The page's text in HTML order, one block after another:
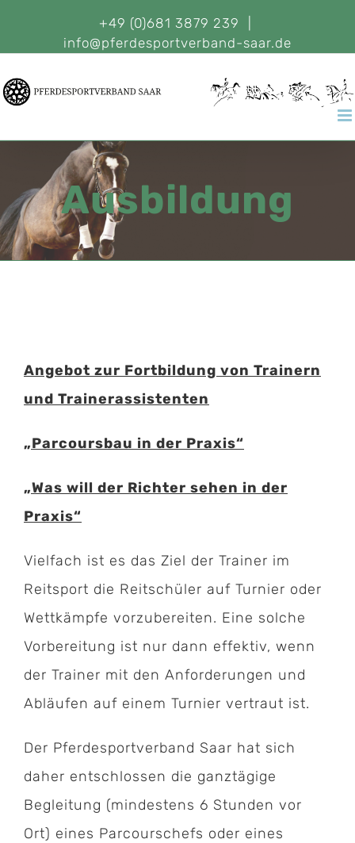
+49 (0)681 3879 239
info@pferdesportverband-saar.de
Ausbildung
Angebot zur Fortbildung von Trainern
und Trainerassistenten
„Parcoursbau in der Praxis“
„Was will der Richter sehen in der
Praxis“
Vielfach ist es das Ziel der Trainer im
Reitsport die Reitschüler auf Turnier oder
Wettkämpfe vorzubereiten. Eine solche
Vorbereitung ist nur dann effektiv, wenn
der Trainer mit den Anforderungen und
Abläufen auf einem Turnier vertraut ist.
Der Pferdesportverband Saar hat sich
daher entschlossen die ganztägige
Begleitung (mindestens 6 Stunden vor
Ort) eines Parcourschefs oder eines